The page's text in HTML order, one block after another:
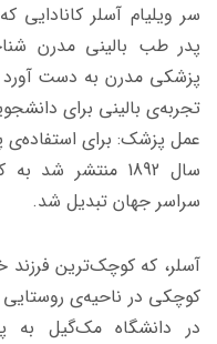
سر ویلیام آسلر
پدر طب بالینی مدرن
پزشکی مدرن به دست
تجربه‌ی بالینی برای
عمل پزشک: برای استفاده‌ی
سال 1892 منتشر
سراسر جهان تبدیل شد.
کوچکی در ناحیه‌ی روستایی
در دانشگاه مک‌گیل به